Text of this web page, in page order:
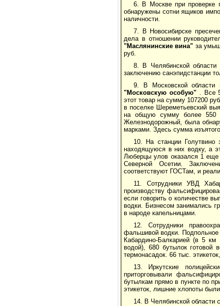
6. В Москве при
обнаружены сотни ящиков
наличности.
7. В Новосибирске
дела в отношении
"Маслянинские вина" за
руб.
8. В Челябинской
заключению санэпидстанции
9. В Московской области
"Московскую особую". Все
этот товар на сумму 107200
в поселке Шереметьевский
на общую сумму более 550
Железнодорожный, была
марками. Здесь сумма
10. На станции Голутвино
находящуюся в них водку, а
Люберцы улов оказался 1
Северной Осетии.
соответствуют ГОСТам, и
11. Сотрудники УВД
производству
если говорить о количестве
водки. Бизнесом занимались
в народе капельницами.
12. Сотрудники
фальшивой водки. Подпольное
Кабардино-Балкарией (в 5
водой), 680 бутылок готовой
термонасадок. 66 тыс.
13. Иркутские
приторговывали
бутылкам прямо в пункте по
этикеток, лишние хлопоты
14. В Челябинской области